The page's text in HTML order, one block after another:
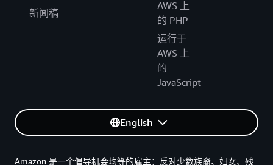
新闻稿
AWS 上
的 PHP
运行于
AWS 上
的
JavaScript
English
Amazon 是一个倡导机会均等的雇主：反对少数族裔、妇女、残